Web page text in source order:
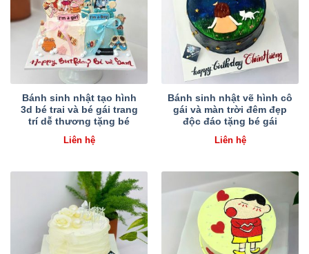
Bánh sinh nhật tạo hình
3d bé trai và bé gái trang
trí dễ thương tặng bé
Liên hệ
Bánh sinh nhật vẽ hình cô
gái và màn trời đêm đẹp
độc đáo tặng bé gái
Liên hệ